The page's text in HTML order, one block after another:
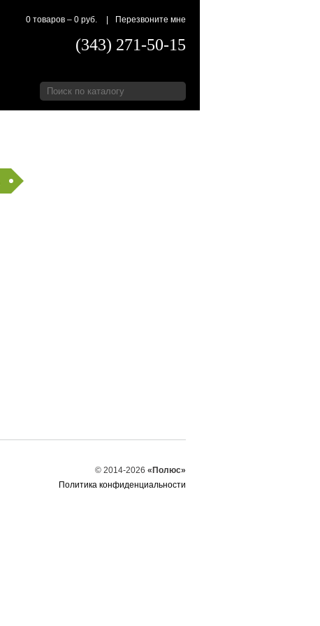
0 товаров – 0 руб. Перезвоните мне
(343) 271-50-15
© 2014-2026 «Полюс»
Политика конфиденциальности